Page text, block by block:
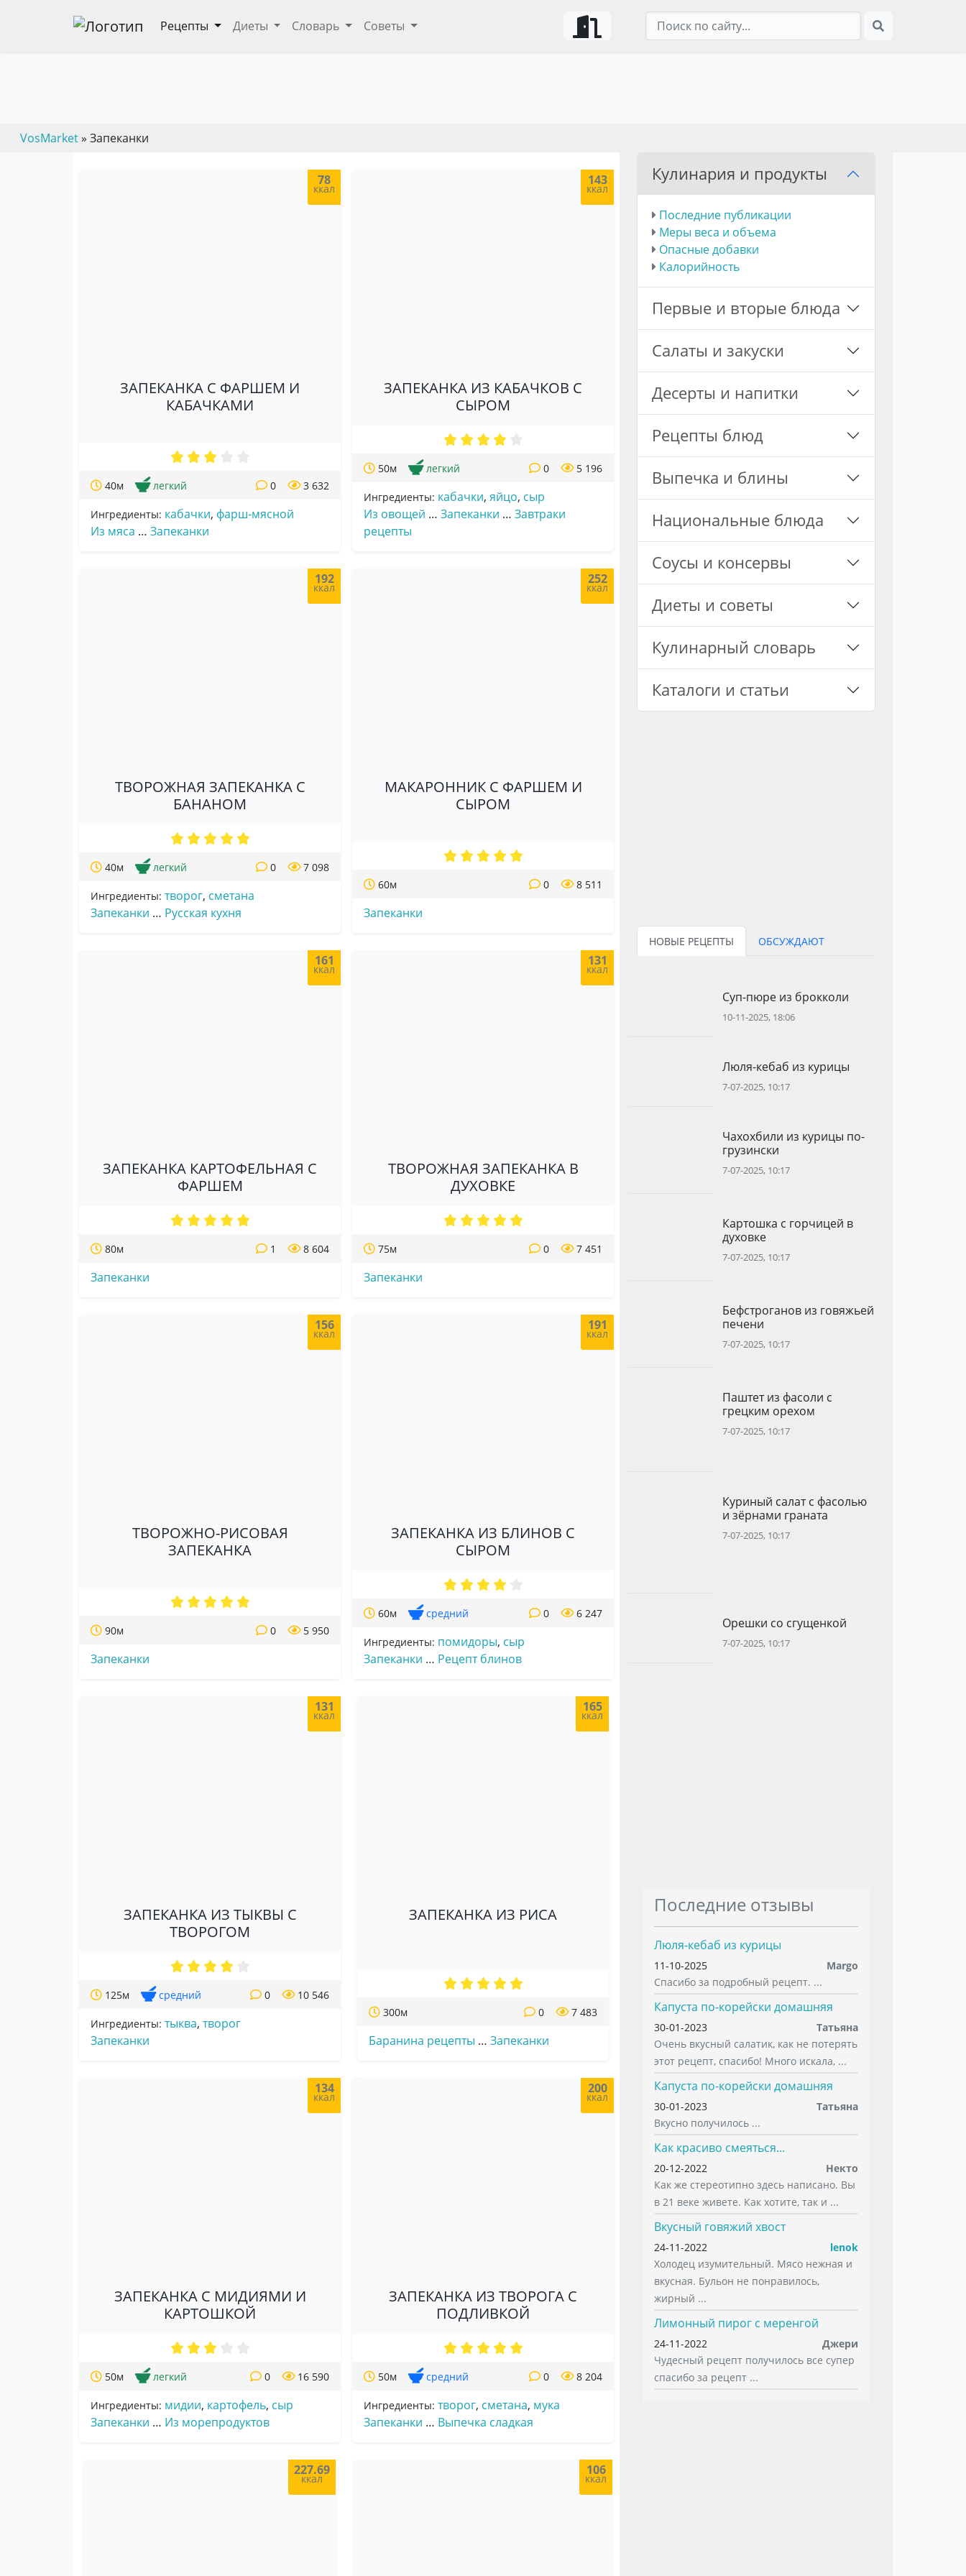
Рецепты Диеты Словарь Советы
VosMarket» Запеканки
78
ккал
ЗАПЕКАНКА С ФАРШЕМ И
КАБАЧКАМИ
40м легкий 3 632
0
Ингредиенты: кабачки, фарш-мясной
Из мяса … Запеканки
143
ккал
ЗАПЕКАНКА ИЗ КАБАЧКОВ С
СЫРОМ
50м легкий 5 196
0
Ингредиенты: кабачки, яйцо, сыр
Из овощей … Запеканки … Завтраки
рецепты
192
ккал
ТВОРОЖНАЯ ЗАПЕКАНКА С
БАНАНОМ
40м легкий 7 098
0
Ингредиенты: творог, сметана
Запеканки … Русская кухня
252
ккал
МАКАРОННИК С ФАРШЕМ И
СЫРОМ
60м 8 511
0
Запеканки
161
ккал
ЗАПЕКАНКА КАРТОФЕЛЬНАЯ С
ФАРШЕМ
80м 8 604
1
Запеканки
131
ккал
ТВОРОЖНАЯ ЗАПЕКАНКА В
ДУХОВКЕ
75м 7 451
0
Запеканки
156
ккал
ТВОРОЖНО-РИСОВАЯ
ЗАПЕКАНКА
90м 5 950
0
Запеканки
191
ккал
ЗАПЕКАНКА ИЗ БЛИНОВ С
СЫРОМ
60м средний 6 247
0
Ингредиенты: помидоры, сыр
Запеканки … Рецепт блинов
131
ккал
ЗАПЕКАНКА ИЗ ТЫКВЫ С
ТВОРОГОМ
125м средний 10 546
0
Ингредиенты: тыква, творог
Запеканки
165
ккал
ЗАПЕКАНКА ИЗ РИСА
300м 7 483
0
Баранина рецепты … Запеканки
134
ккал
ЗАПЕКАНКА С МИДИЯМИ И
КАРТОШКОЙ
50м легкий 16 590
0
Ингредиенты: мидии, картофель, сыр
Запеканки … Из морепродуктов
200
ккал
ЗАПЕКАНКА ИЗ ТВОРОГА С
ПОДЛИВКОЙ
50м средний 8 204
0
Ингредиенты: творог, сметана, мука
Запеканки … Выпечка сладкая
227.69
ккал
106
ккал
Кулинария и продукты
Последние публикации
Меры веса и объема
Опасные добавки
Калорийность
Первые и вторые блюда
Салаты и закуски
Десерты и напитки
Рецепты блюд
Выпечка и блины
Национальные блюда
Соусы и консервы
Диеты и советы
Кулинарный словарь
Каталоги и статьи
НОВЫЕ РЕЦЕПТЫ ОБСУЖДАЮТ
Суп-пюре из брокколи
10-11-2025, 18:06
Люля-кебаб из курицы
7-07-2025, 10:17
Чахохбили из курицы по-
грузински
7-07-2025, 10:17
Картошка с горчицей в
духовке
7-07-2025, 10:17
Бефстроганов из говяжьей
печени
7-07-2025, 10:17
Паштет из фасоли с
грецким орехом
7-07-2025, 10:17
Куриный салат с фасолью
и зёрнами граната
7-07-2025, 10:17
Орешки со сгущенкой
7-07-2025, 10:17
Последние отзывы
Люля-кебаб из курицы
11-10-2025
Margo
Спасибо за подробный рецепт. ...
Капуста по-корейски домашняя
30-01-2023
Татьяна
Очень вкусный салатик, как не потерять
этот рецепт, спасибо! Много искала, ...
Капуста по-корейски домашняя
30-01-2023
Татьяна
Вкусно получилось ...
Как красиво смеяться...
20-12-2022
Некто
Как же стереотипно здесь написано. Вы
в 21 веке живете. Как хотите, так и ...
Вкусный говяжий хвост
24-11-2022
lenok
Холодец изумительный. Мясо нежная и
вкусная. Бульон не понравилось,
жирный ...
Лимонный пирог с меренгой
24-11-2022
Джери
Чудесный рецепт получилось все супер
спасибо за рецепт ...